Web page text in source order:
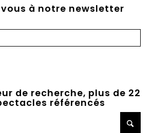
à notre newsletter
de recherche, plus de 22
référencés